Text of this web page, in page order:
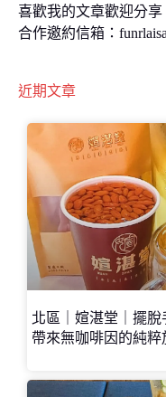
喜歡我的文章歡迎分享
合作邀約信箱：
近期文章
北區｜媗湛堂｜擺
帶來無咖啡因的純粹